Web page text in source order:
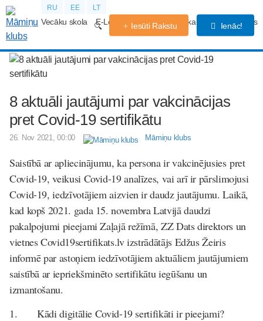
RU EE LT
Vecāku skola E-Lekcijas Grūtniecības kalendārs Forums
Iesūti Rakstu Ienāc!
8 aktuāli jautājumi par vakcinācijas
pret Covid-19 sertifikātu
26. Nov 2021, 00:00 Māmiņu klubs
Saistībā ar apliecinājumu, ka persona ir vakcinējusiespret
Covid-19, veikusi Covid-19 analīzes, vai arī ir pārslimojusi
Covid-19, iedzīvotājiem aizvien ir daudz jautājumu. Laikā,
kad kopš 2021. gada 15. novembra Latvijā daudzi
pakalpojumi pieejami Zaļajā režīmā, ZZ Dats direktors un
vietnes Covid19sertifikats.lv izstrādātājs Edžus Žeiris
informē par astoņiem iedzīvotājiem aktuāliem jautājumiem
saistībā ar iepriekšminēto sertifikātu iegūšanu un
izmantošanu.
1.Kādi digitālie Covid-19 sertifikāti ir pieejami?